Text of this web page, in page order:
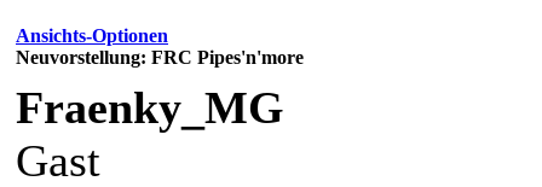
Ansichts-Optionen
Neuvorstellung: FRC Pipes'n'more
Fraenky_MG
Gast